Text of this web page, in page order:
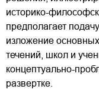
историко-
предполагает
изложение
течений, школ и
концептуально-
развертке.